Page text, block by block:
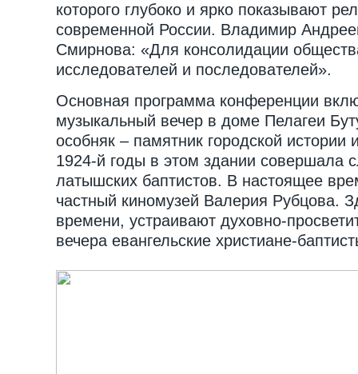
которого глубоко и ярко показывают
современной России. Владимир
Смирнова: «Для консолидации
исследователей и последователей».
Основная программа конференции
музыкальный вечер в доме Пелагеи
особняк – памятник городской истории
1924-й годы в этом здании совершала
латышских баптистов. В настоящее
частный киномузей Валерия Рубцова.
времени, устраивают духовно-
вечера евангельские христиане-